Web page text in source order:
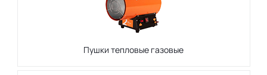
Пушки тепловые газовые